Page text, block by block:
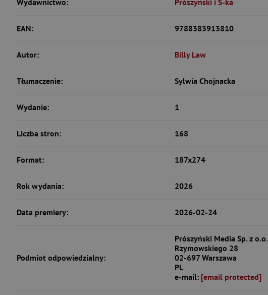
Wydawnictwo: Prószyński i S-ka
EAN: 9788383913810
Autor: Billy Law
Tłumaczenie: Sylwia Chojnacka
Wydanie: 1
Liczba stron: 168
Format: 187x274
Rok wydania: 2026
Data premiery: 2026-02-24
Podmiot odpowiedzialny:
Prószyński Media Sp. z o.o.
Rzymowskiego 28
02-697 Warszawa
PL
e-mail: [email protected]